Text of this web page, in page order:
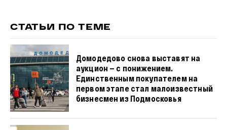
СТАТЬИ ПО ТЕМЕ
Домодедово снова выставят на
аукцион — с понижением.
Единственным покупателем на
первом этапе стал малоизвестный
бизнесмен из Подмосковья